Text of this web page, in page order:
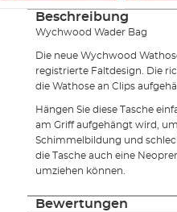
Beschreibung
Wychwood Wader Bag
Die neue Wychwood
registrierte Faltdesign. Die
die Wathose an Clips
Hängen Sie diese Tasche
am Griff aufgehängt wird,
Schimmelbildung und
die Tasche auch eine
umziehen können.
Bewertungen